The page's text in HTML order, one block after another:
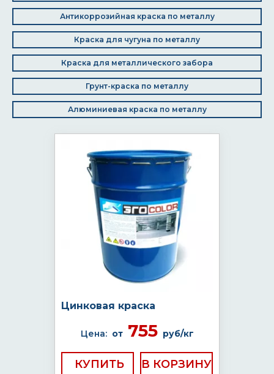
Антикоррозийная краска по металлу
Краска для чугуна по металлу
Краска для металлического забора
Грунт-краска по металлу
Алюминиевая краска по металлу
Цинковая краска
Цена: от755 руб/кг
КУПИТЬ